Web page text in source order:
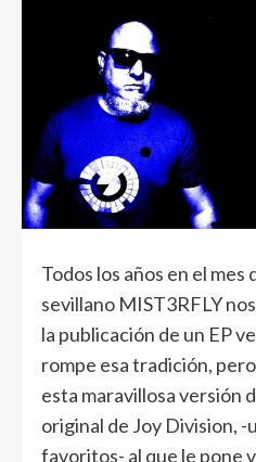
Todos los años en el
sevillano MIST3RFLY
la publicación de un EP
rompe esa tradición,
esta maravillosa versión
original de Joy Division, -
favoritos- al que le pone